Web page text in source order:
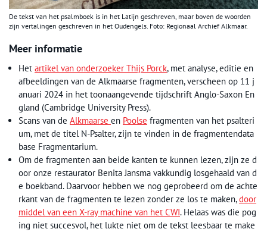
De tekst van het psalmboek is in het Latijn geschreven, maar boven de woorden
zijn vertalingen geschreven in het Oudengels. Foto: Regionaal Archief Alkmaar.
Meer informatie
Het artikel van onderzoeker Thijs Porck, met analyse, editie en
afbeeldingen van de Alkmaarse fragmenten, verscheen op 11 j
anuari 2024 in het toonaangevende tijdschrift Anglo-Saxon En
gland (Cambridge University Press).
Scans van de Alkmaarse en Poolse fragmenten van het psalteri
um, met de titel N-Psalter, zijn te vinden in de fragmentendata
base Fragmentarium.
Om de fragmenten aan beide kanten te kunnen lezen, zijn ze d
oor onze restaurator Benita Jansma vakkundig losgehaald van d
e boekband. Daarvoor hebben we nog geprobeerd om de achte
rkant van de fragmenten te lezen zonder ze los te maken,door
middel van een X-ray machine van het CWI. Helaas was die pog
ing niet succesvol, het lukte niet om de tekst leesbaar te make